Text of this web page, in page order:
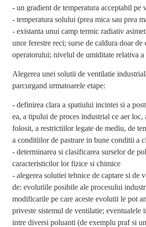
- un gradient de temperatura acceptabil pe
- temperatura solului (prea mica sau prea
- existanta unui camp termic radiativ
unor ferestre reci; surse de caldura doar de
operatorului; nivelul de umiditate relativa a
Alegerea unei solutii de ventilatie
parcurgand urmatoarele etape:
- definirea clara a spatiului incintei si a
ea, a tipului de proces industrial ce aer loc,
folosit, a restrictiilor legate de mediu, de
a conditiilor de pastrare in bune conditii a
- determinarea si clasificarea surselor de
caracteristicilor lor fizice si chimice
- alegerea solutiei tehnice de captare si de
de: evolutiile posibile ale procesului
modificarile pe care aceste evolutii le pot
priveste sistemul de ventilatie; eventualele
intre diversi poluanti (de exemplu praf si